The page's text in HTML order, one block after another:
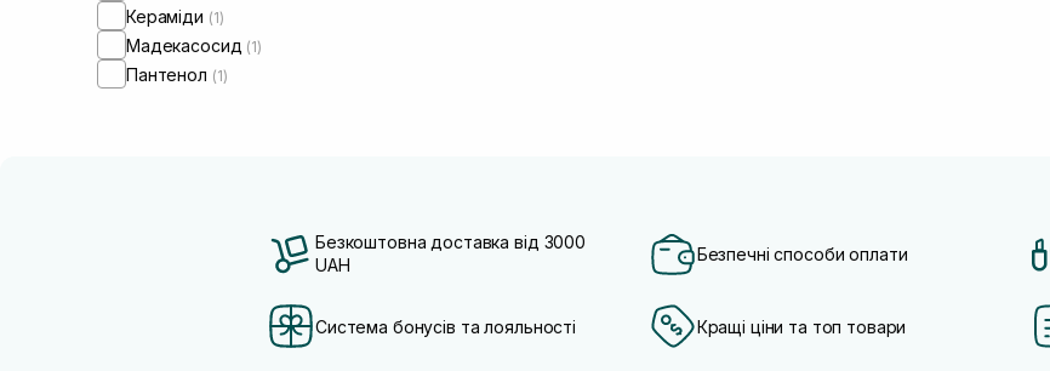
Кераміди (1)
Мадекасосид (1)
Пантенол (1)
Безкоштовна доставка від 3000
UAH
Безпечні способи оплати
Система бонусів та лояльності Кращі ціни та топ товари